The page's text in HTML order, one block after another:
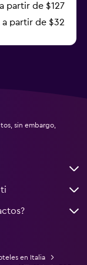
a partir de $127
a partir de $32
sin embargo,
en Italia